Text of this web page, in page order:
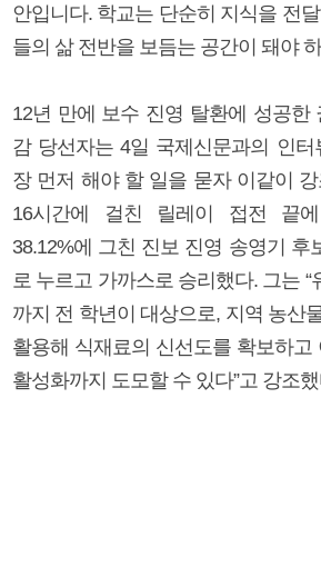
안입니다. 학교는 단순히 지식을 전
들의 삶 전반을 보듬는 공간이 돼야
12년 만에 보수 진영 탈환에 성공한
감 당선자는 4일 국제신문과의 인
장 먼저 해야 할 일을 묻자 이같이
16시간에 걸친 릴레이 접전 끝
38.12%에 그친 진보 진영 송영기 후
로 누르고 가까스로 승리했다. 그는 “
까지 전 학년이 대상으로, 지역 농산
활용해 식재료의 신선도를 확보하고
활성화까지 도모할 수 있다”고 강조